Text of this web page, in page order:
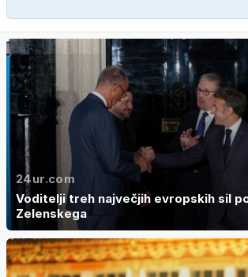
24ur.com
Voditelji treh največjih evropskih sil
Zelenskega